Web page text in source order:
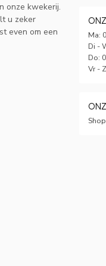
onze kwekerij.
u zeker
even om een
Ma:
Di -
Do:
Vr -